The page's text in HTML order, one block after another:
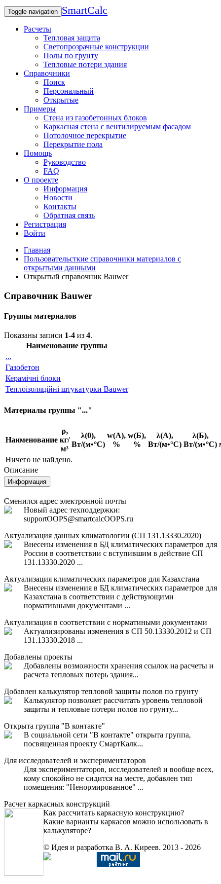
Toggle navigation SmartCalc
Расчеты
Тепловая защита
Светопрозрачные конструкции
Полы по грунту
Тепловые потери здания
Справочники
Поиск
Персональный
Открытые
Примеры
Стена из газобетонных блоков
Каркасная стена с вентилируемым фасадом
Потолочное перекрытие
Перекрытие пола
Помощь
Руководство
FAQ
О проекте
Информация
Новости
Контакты
Обратная связь
Регистрация
Войти
Главная
Пользовательсткие справочники материалов с
открытыми данными
Открытый справочник Bauwer
Справочник Bauwer
Группы материалов
Показаны записи 1-4 из 4.
Наименование группы
...
Газобетон
Керамічні блоки
Теплоізоляційні штукатурки Bauwer
Материалы группы "..."
Наименование
ρ,
кг/
м³
λ(0),
Вт/(м•°С)
w(А),
%
w(Б),
%
λ(А),
Вт/(м•°С)
λ(Б),
Вт/(м•°С)
Ничего не найдено.
Описание
Информация
Сменился адрес электронной почты
Новый адрес техподдержки:
supportOOPS@smartcalcOOPS.ru
Актуализация данных климатологии (СП 131.13330.2020)
Внесены изменения в БД климатических параметров для
России в соответствии с вступившим в действие СП
131.13330.2020 ...
Актуализация климатических параметров для Казахстана
Внесены изменения в БД климатических параметров для
Казахстана в соответствии с действующими
нормативными документами ...
Актуализация в соответствии с норматиными документами
Актуализированы изменения в СП 50.13330.2012 и СП
131.13330.2018 ...
Добавлены проекты
Добавлены возможности хранения ссылок на расчеты и
расчета тепловых потерь здания...
Добавлен калькулятор тепловой защиты полов по грунту
Калькулятор позволяет рассчитать уровень тепловой
защиты и тепловые потери полов по грунту...
Открыта группа "В контакте"
В социальной сети "В контакте" открыта группа,
посвященная проекту СмартКалк...
Для исследователей и экспериментаторов
Для экспериментаторов, исследователей и вообще всех,
кому спокойно не сидится на месте, добавлен тип
помещения: "Ненормированное" ...
Расчет каркасных конструкций
Как рассчитать каркасную конструкцию?
Какие варианты каркасов можно использовать в
калькуляторе?
© Идея и разработка В. А. Киреев. 2013 - 2026